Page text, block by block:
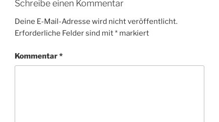
Schreibe einen Kommentar
Deine E-Mail-Adresse wird nicht veröffentlicht.
Erforderliche Felder sind mit* markiert
Kommentar*